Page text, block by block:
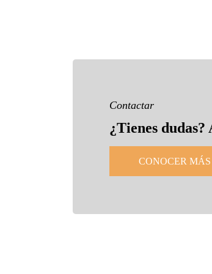
Contactar
¿Tienes
CONOCER MÁS